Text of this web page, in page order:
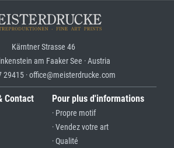
Kärntner Strasse 46
am Faaker See · Austria
29415 · office@meisterdrucke.com
Contact Pour plus d'informations
· Propre motif
· Vendez votre art
· Qualité